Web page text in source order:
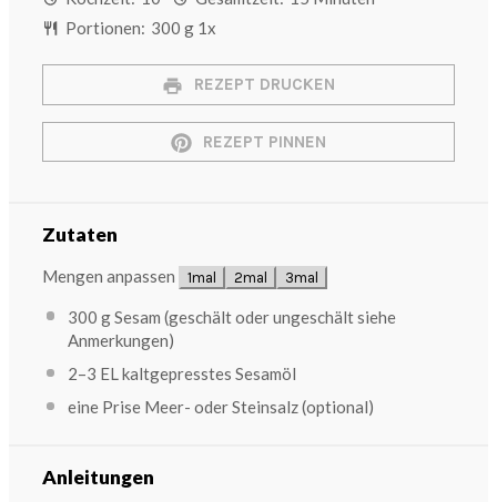
Portionen: 300 g 1x
REZEPT DRUCKEN
REZEPT PINNEN
Zutaten
Mengen anpassen 1mal 2mal 3mal
300 gSesam (geschält oder ungeschält siehe
Anmerkungen)
2–3 EL kaltgepresstes Sesamöl
eine Prise Meer- oder Steinsalz (optional)
Anleitungen